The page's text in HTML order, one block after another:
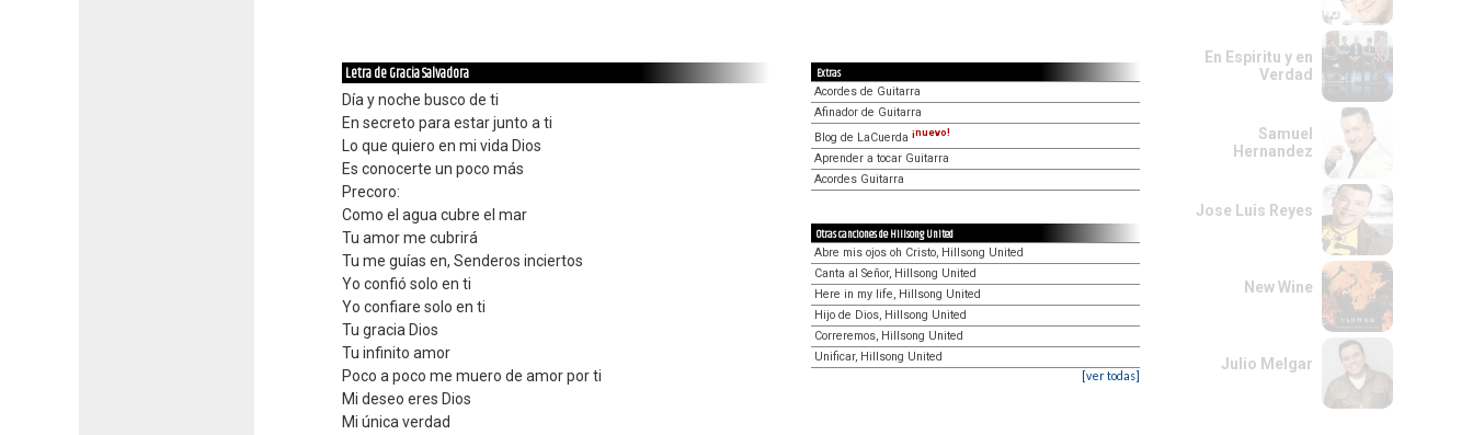
Letra de Gracia Salvadora
Día y noche busco de ti
En secreto para estar junto a ti
Lo que quiero en mi vida Dios
Es conocerte un poco más
Precoro:
Como el agua cubre el mar
Tu amor me cubrirá
Tu me guías en, Senderos inciertos
Yo confió solo en ti
Yo confiare solo en ti
Tu gracia Dios
Tu infinito amor
Poco a poco me muero de amor por ti
Mi deseo eres Dios
Mi única verdad
Extras
Acordes de Guitarra
Afinador de Guitarra
Blog de LaCuerda ¡nuevo!
Aprender a tocar Guitarra
Acordes Guitarra
Otras canciones de Hillsong United
Abre mis ojos oh Cristo, Hillsong United
Canta al Señor, Hillsong United
Here in my life, Hillsong United
Hijo de Dios, Hillsong United
Correremos, Hillsong United
Unificar, Hillsong United
[ver todas]
En Espiritu y en
Verdad
Samuel
Hernandez
Jose Luis Reyes
New Wine
Julio Melgar